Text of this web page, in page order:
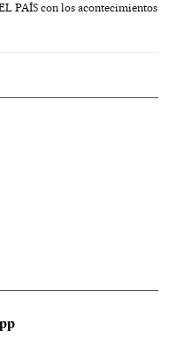
PAÍS con los acontecimientos